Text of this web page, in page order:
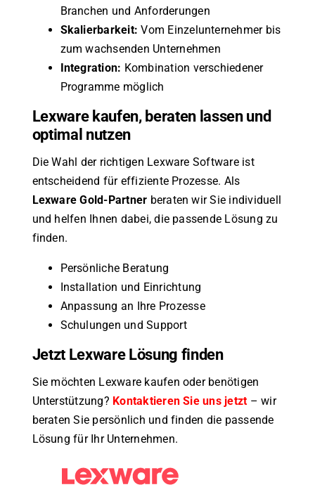
Branchen und Anforderungen
Skalierbarkeit: Vom Einzelunternehmer bis
zum wachsenden Unternehmen
Integration: Kombination verschiedener
Programme möglich
Lexware kaufen, beraten lassen und
optimal nutzen
Die Wahl der richtigen Lexware Software ist
entscheidend für effiziente Prozesse. Als
Lexware Gold-Partner beraten wir Sie individuell
und helfen Ihnen dabei, die passende Lösung zu
finden.
Persönliche Beratung
Installation und Einrichtung
Anpassung an Ihre Prozesse
Schulungen und Support
Jetzt Lexware Lösung finden
Sie möchten Lexware kaufen oder benötigen
Unterstützung? Kontaktieren Sie uns jetzt – wir
beraten Sie persönlich und finden die passende
Lösung für Ihr Unternehmen.